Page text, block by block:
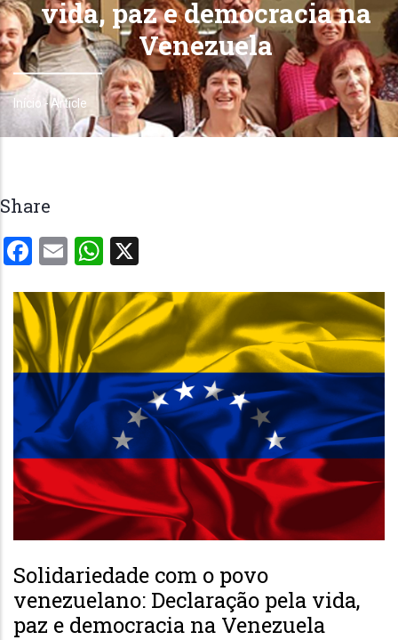
vida, paz e democracia na
Venezuela
Trilha
Início -Article
Share
Facebook
EmailWhatsApp
Solidariedade com o povo
venezuelano: Declaração pela vida,
paz e democracia na Venezuela